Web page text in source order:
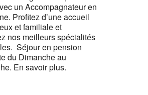
un Accompagnateur en
Profitez d’une accueil
et familiale et
nos meilleurs spécialités
Séjour en pension
du Dimanche au
En savoir plus.